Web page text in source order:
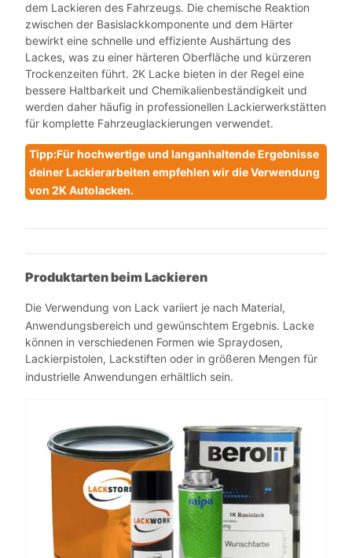
dem Lackieren des Fahrzeugs. Die chemische Reaktion
zwischen der Basislackkomponente und dem Härter
bewirkt eine schnelle und effiziente Aushärtung des
Lackes, was zu einer härteren Oberfläche und kürzeren
Trockenzeiten führt. 2K Lacke bieten in der Regel eine
bessere Haltbarkeit und Chemikalienbeständigkeit und
werden daher häufig in professionellen Lackierwerkstätten
für komplette Fahrzeuglackierungen verwendet.
Tipp:Für hochwertige und langanhaltende Ergebnisse
deiner Lackierarbeiten empfehlen wir die Verwendung
von 2K Autolacken.
Produktarten beim Lackieren
Die Verwendung von Lack variiert je nach Material,
Anwendungsbereich und gewünschtem Ergebnis. Lacke
können in verschiedenen Formen wie Spraydosen,
Lackierpistolen, Lackstiften oder in größeren Mengen für
industrielle Anwendungen erhältlich sein.